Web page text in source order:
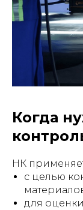
Когда
НК
с целью
для